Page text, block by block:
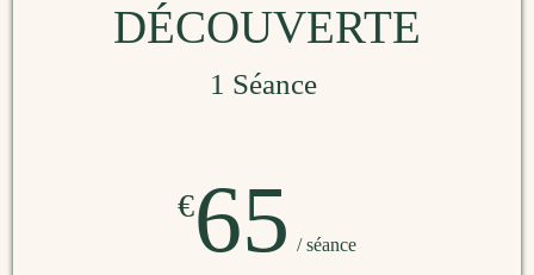
DÉCOUVERTE
1 Séance
€65 / séance